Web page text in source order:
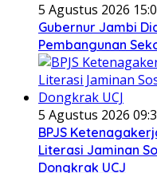
5 Agustus 2026
Gubernur Jambi
Pembangunan
5 Agustus 2026
BPJS
Literasi Jaminan
Dongkrak UCJ